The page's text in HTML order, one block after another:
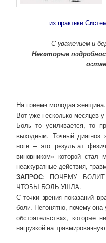
из практики
С уважением и
Некоторые
На приеме молодая женщина.
Вот уже несколько месяцев у
Боль то усиливается, то
выходным. Точный
ноге – это результат
виновником» которой
неаккуратные действия,
ЗАПРОС: ПОЧЕМУ
ЧТОБЫ БОЛЬ УШЛА.
С точки зрения показаний
боли. Непонятно, почему она
обстоятельствах, которые
нагрузкой на травмированную